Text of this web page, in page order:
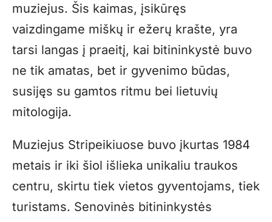
muziejus. Šis kaimas, įsikūręs
vaizdingame miškų ir ežerų krašte, yra
tarsi langas į praeitį, kai bitininkystė buvo
ne tik amatas, bet ir gyvenimo būdas,
susijęs su gamtos ritmu bei lietuvių
mitologija.
Muziejus Stripeikiuose buvo įkurtas 1984
metais ir iki šiol išlieka unikaliu traukos
centru, skirtu tiek vietos gyventojams, tiek
turistams. Senovinės bitininkystės